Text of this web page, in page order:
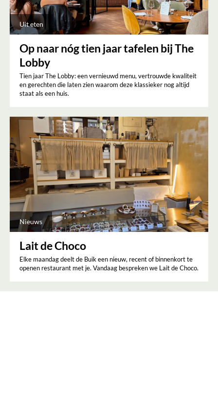
Uit eten
Op naar nóg tien jaar tafelen bij The
Lobby
Tien jaar The Lobby: een vernieuwd menu, vertrouwde kwaliteit
en gerechten die laten zien waarom deze klassieker nog altijd
staat als een huis.
Nieuws
Lait de Choco
Elke maandag deelt de Buik een nieuw, recent of binnenkort te
openen restaurant met je. Vandaag bespreken we Lait de Choco.